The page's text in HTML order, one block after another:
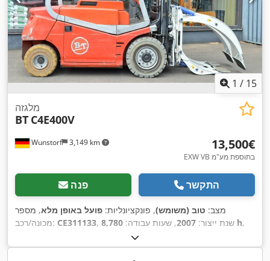
1 / 15
Wunstorf 3,149 km
מלגזה
BT C4E400V
‏13,500 ‏€
EXW VB בתוספת מע"מ
פנה התקשר
מצב: טוב (משומש), פונקציונליות: פועל באופן מלא, מספר
מכונה/רכב: CE311133 , שנת ייצור: 2007, שעות עבודה: 8,780 h,
, גובה הרמה:
500 מ"מ
, סוג דלק:חשמלי, סוג תורן:טריפלקס, גובה בנייה:2,520